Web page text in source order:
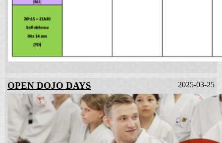
OPEN DOJO DAYS 2025-03-25